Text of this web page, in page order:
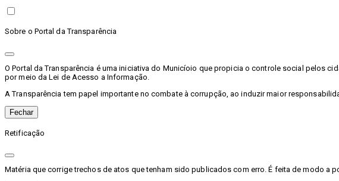
Sobre o Portal da Transparência
O Portal da Transparência é uma iniciativa do Municíoio que propicia o controle social pelos
por meio da Lei de Acesso a Informação.
A Transparência tem papel importante no combate à corrupção, ao induzir maior
Fechar
Retificação
Matéria que corrige trechos de atos que tenham sido publicados com erro. É feita de modo